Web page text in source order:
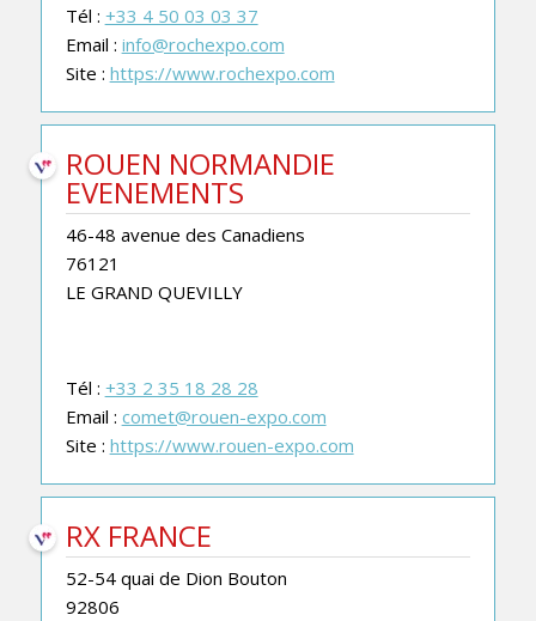
Tél : +33 4 50 03 03 37
Email : info@rochexpo.com
Site : https://www.rochexpo.com
ROUEN NORMANDIE
EVENEMENTS
46-48 avenue des Canadiens
76121
LE GRAND QUEVILLY
Tél : +33 2 35 18 28 28
Email : comet@rouen-expo.com
Site : https://www.rouen-expo.com
RX FRANCE
52-54 quai de Dion Bouton
92806